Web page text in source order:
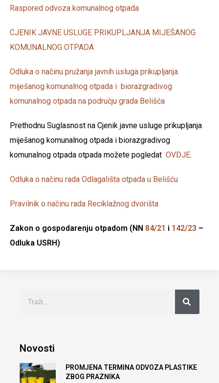
Raspored odvoza komunalnog otpada
CJENIK JAVNE USLUGE PRIKUPLJANJA MIJEŠANOG
KOMUNALNOG OTPADA
Odluka o načinu pružanja javnih usluga prikupljanja
miješanog komunalnog otpada i biorazgradivog
komunalnog otpada na području grada Belišća
Prethodnu Suglasnost na Cjenik javne usluge prikupljanja
miješanog komunalnog otpada i biorazgradivog
komunalnog otpada otpada možete pogledat OVDJE.
Odluka o načinu rada Odlagališta otpada u Belišću
Pravilnik o načinu rada Reciklažnog dvorišta
Zakon o gospodarenju otpadom (NN 84/21 i 142/23 –
Odluka USRH)
Novosti
PROMJENA TERMINA ODVOZA PLASTIKE
ZBOG PRAZNIKA